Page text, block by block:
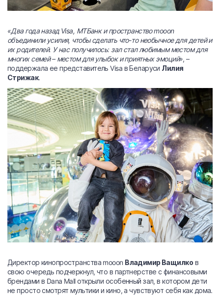
«Два года назад Visa, МТБанк и пространство mooon
объединили усилия, чтобы сделать что-то необычное для детей и
их родителей. У нас получилось: зал стал любимым местом для
многих семей – местом для улыбок и приятных эмоций», –
поддержала ее представитель Visa в Беларуси Лилия
Стрижак.
Директор кинопространства mooon Владимир Ващилко в
свою очередь подчеркнул, что в партнерстве с финансовыми
брендами в Dana Mall открыли особенный зал, в котором дети
не просто смотрят мультики и кино, а чувствуют себя как дома.